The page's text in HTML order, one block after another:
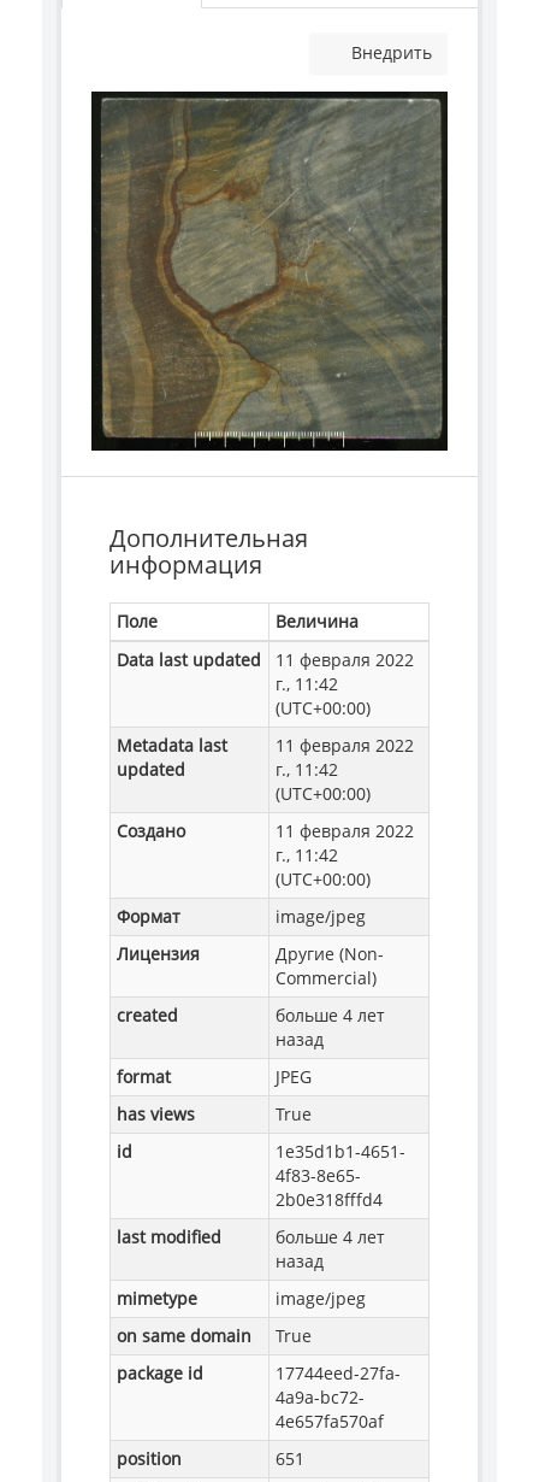
Внедрить
Дополнительная
информация
Поле
Величина
Data last updated
11 февраля 2022
г., 11:42
(UTC+00:00)
Metadata last
updated
11 февраля 2022
г., 11:42
(UTC+00:00)
Создано
11 февраля 2022
г., 11:42
(UTC+00:00)
Формат
image/jpeg
Лицензия
Другие (Non-
Commercial)
created
больше 4 лет
назад
format
JPEG
has views
True
id
1e35d1b1-4651-
4f83-8e65-
2b0e318fffd4
last modified
больше 4 лет
назад
mimetype
image/jpeg
on same domain
True
package id
17744eed-27fa-
4a9a-bc72-
4e657fa570af
position
651